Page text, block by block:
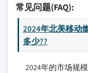
常见问题(FAQ):
2024年北美移动
多少??
2024年的市场规